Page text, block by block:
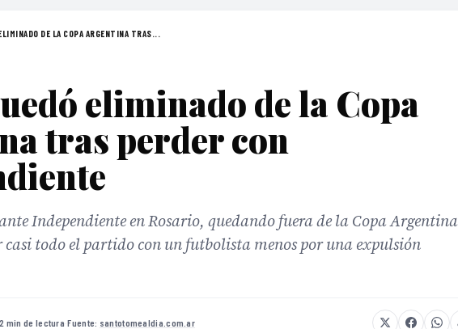
DE LA COPA ARGENTINA TRAS...
eliminado de la Copa
tras perder con
Independiente en Rosario, quedando fuera de la Copa Argentina
casi todo el partido con un futbolista menos por una expulsión
2 min de lectura·Fuente: santotomealdia.com.ar